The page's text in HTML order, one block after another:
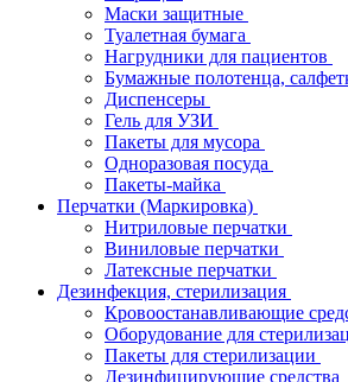
Маски защитные
Туалетная бумага
Нагрудники для пациентов
Бумажные полотенца,
Диспенсеры
Гель для УЗИ
Пакеты для мусора
Одноразовая посуда
Пакеты-майка
Перчатки (Маркировка)
Нитриловые перчатки
Виниловые перчатки
Латексные перчатки
Дезинфекция, стерилизация
Кровоостанавливающие
Оборудование для
Пакеты для стерилизации
Дезинфицирующие средства